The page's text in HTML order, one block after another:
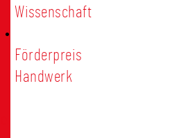
Wissenschaft
Förderpreis
Handwerk